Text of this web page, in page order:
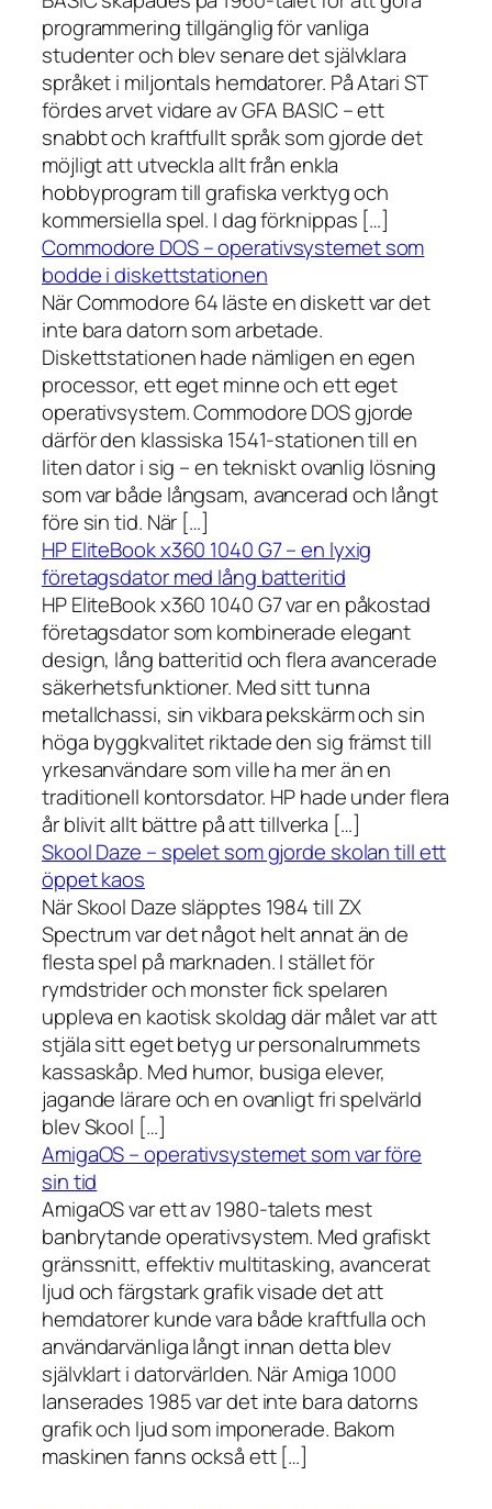
programmering tillgänglig för vanliga
studenter och blev senare det självklara
språket i miljontals hemdatorer. På Atari ST
fördes arvet vidare av GFA BASIC – ett
snabbt och kraftfullt språk som gjorde det
möjligt att utveckla allt från enkla
hobbyprogram till grafiska verktyg och
kommersiella spel. I dag förknippas […]
Commodore DOS – operativsystemet som
bodde i diskettstationen
När Commodore 64 läste en diskett var det
inte bara datorn som arbetade.
Diskettstationen hade nämligen en egen
processor, ett eget minne och ett eget
operativsystem. Commodore DOS gjorde
därför den klassiska 1541-stationen till en
liten dator i sig – en tekniskt ovanlig lösning
som var både långsam, avancerad och långt
före sin tid. När […]
HP EliteBook x360 1040 G7 – en lyxig
företagsdator med lång batteritid
HP EliteBook x360 1040 G7 var en påkostad
företagsdator som kombinerade elegant
design, lång batteritid och flera avancerade
säkerhetsfunktioner. Med sitt tunna
metallchassi, sin vikbara pekskärm och sin
höga byggkvalitet riktade den sig främst till
yrkesanvändare som ville ha mer än en
traditionell kontorsdator. HP hade under flera
år blivit allt bättre på att tillverka […]
Skool Daze – spelet som gjorde skolan till ett
öppet kaos
När Skool Daze släpptes 1984 till ZX
Spectrum var det något helt annat än de
flesta spel på marknaden. I stället för
rymdstrider och monster fick spelaren
uppleva en kaotisk skoldag där målet var att
stjäla sitt eget betyg ur personalrummets
kassaskåp. Med humor, busiga elever,
jagande lärare och en ovanligt fri spelvärld
blev Skool […]
AmigaOS – operativsystemet som var före
sin tid
AmigaOS var ett av 1980-talets mest
banbrytande operativsystem. Med grafiskt
gränssnitt, effektiv multitasking, avancerat
ljud och färgstark grafik visade det att
hemdatorer kunde vara både kraftfulla och
användarvänliga långt innan detta blev
självklart i datorvärlden. När Amiga 1000
lanserades 1985 var det inte bara datorns
grafik och ljud som imponerade. Bakom
maskinen fanns också ett […]